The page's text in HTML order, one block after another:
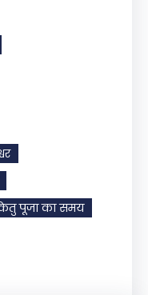
केतु पूजा का समय